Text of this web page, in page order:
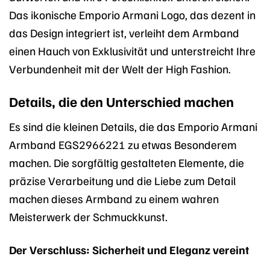
Das ikonische Emporio Armani Logo, das dezent in
das Design integriert ist, verleiht dem Armband
einen Hauch von Exklusivität und unterstreicht Ihre
Verbundenheit mit der Welt der High Fashion.
Details, die den Unterschied machen
Es sind die kleinen Details, die das Emporio Armani
Armband EGS2966221 zu etwas Besonderem
machen. Die sorgfältig gestalteten Elemente, die
präzise Verarbeitung und die Liebe zum Detail
machen dieses Armband zu einem wahren
Meisterwerk der Schmuckkunst.
Der Verschluss: Sicherheit und Eleganz vereint